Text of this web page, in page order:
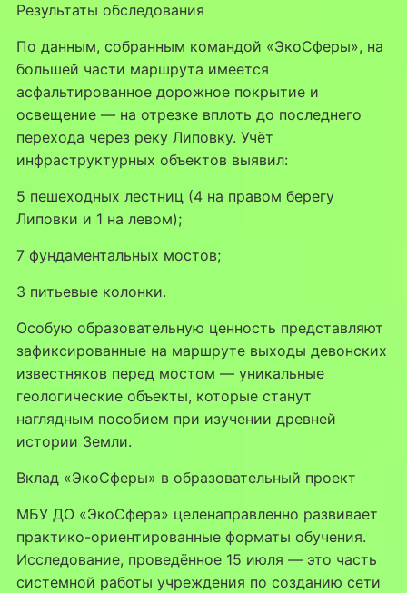
Результаты обследования
По данным, собранным командой «ЭкоСферы», на
большей части маршрута имеется
асфальтированное дорожное покрытие и
освещение — на отрезке вплоть до последнего
перехода через реку Липовку. Учёт
инфраструктурных объектов выявил:
5 пешеходных лестниц (4 на правом берегу
Липовки и 1 на левом);
7 фундаментальных мостов;
3 питьевые колонки.
Особую образовательную ценность представляют
зафиксированные на маршруте выходы девонских
известняков перед мостом — уникальные
геологические объекты, которые станут
наглядным пособием при изучении древней
истории Земли.
Вклад «ЭкоСферы» в образовательный проект
МБУ ДО «ЭкоСфера» целенаправленно развивает
практико-ориентированные форматы обучения.
Исследование, проведённое 15 июля — это часть
системной работы учреждения по созданию сети